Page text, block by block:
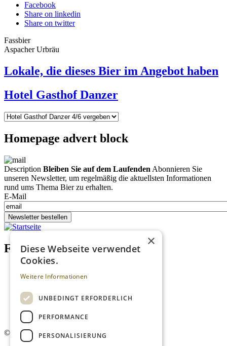
Facebook
Share on linkedin
Share on twitter
Fassbier
Aspacher Urbräu
Lokale, die dieses Bier im Angebot haben
Hotel Gasthof Danzer
Homepage advert block
Description Bleiben Sie auf dem Laufenden Abonnieren Sie
unseren Newsletter, um regelmäßig die aktuellsten Informationen
rund ums Thema Bier zu erhalten.
E-Mail
Newsletter bestellen
Footer menu (DE)
Impressum
Mediadaten
AGB
Newsletter
© 2026. Alle Rechte vorbehalten.
×
Diese Webseite verwendet
Cookies.
Weitere Informationen
UNBEDINGT ERFORDERLICH
PERFORMANCE
PERSONALISIERUNG